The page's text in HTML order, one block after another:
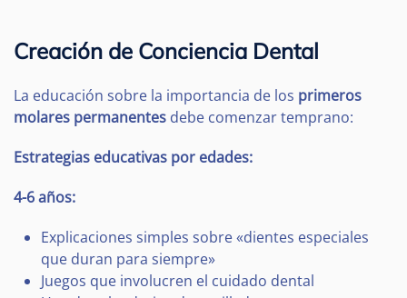
Creación de Conciencia Dental
La educación sobre la importancia de los primeros
molares permanentes debe comenzar temprano:
Estrategias educativas por edades:
4-6 años:
Explicaciones simples sobre «dientes especiales
que duran para siempre»
Juegos que involucren el cuidado dental